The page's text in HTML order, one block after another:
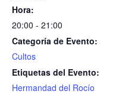
Hora:
20:00 - 21:00
Categoría de Evento:
Cultos
Etiquetas del Evento:
Hermandad del Rocío